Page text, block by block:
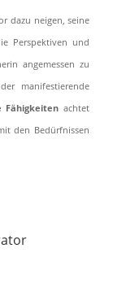
dazu neigen, seine
Perspektiven und
angemessen zu
manifestierende
Fähigkeiten achtet
den Bedürfnissen